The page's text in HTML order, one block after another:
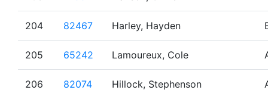
204 82467 Harley, Hayden
205 65242 Lamoureux, Cole
206 82074 Hillock, Stephenson